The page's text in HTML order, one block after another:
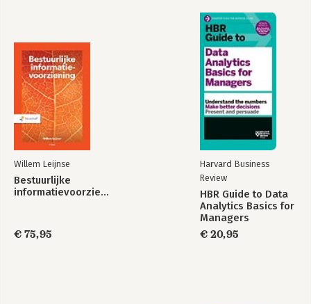
Willem Leijnse
Bestuurlijke
informatievoorziening
€ 75,95
Harvard Business
Review
HBR Guide to Data
Analytics Basics for
Managers
€ 20,95